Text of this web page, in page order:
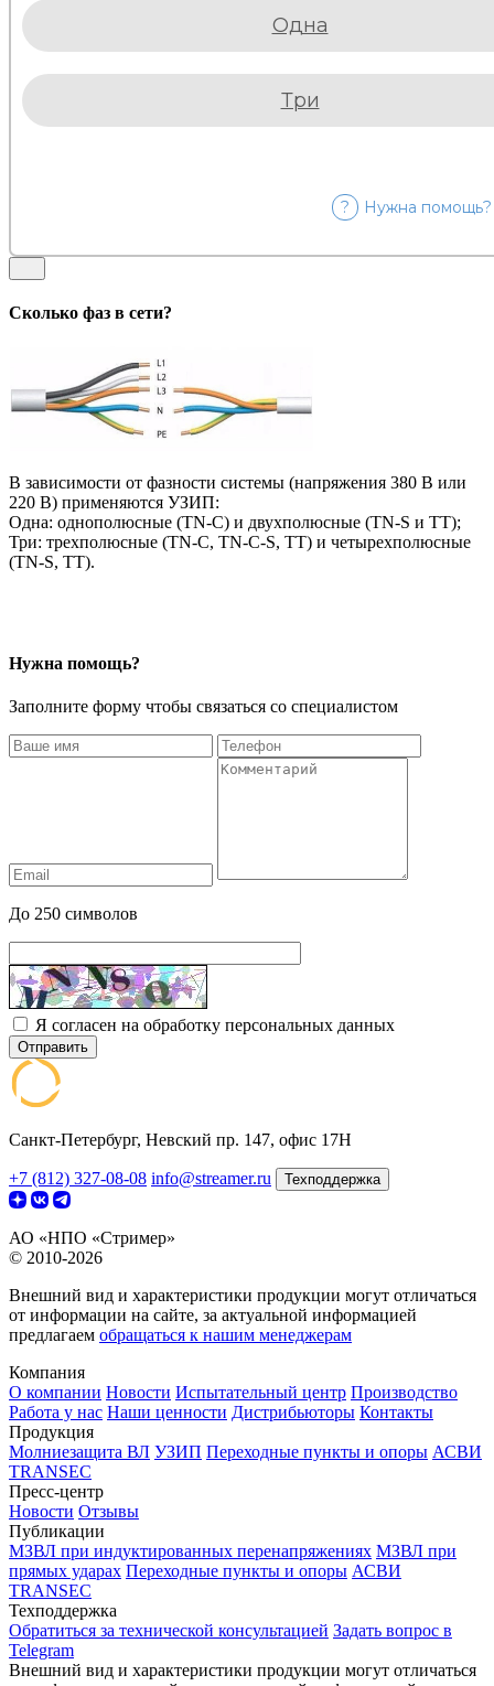
Одна
Три
? Нужна помощь?
Сколько фаз в сети?
В зависимости от фазности системы (напряжения 380 В или
220 В) применяются УЗИП:
Одна: однополюсные (TN-C) и двухполюсные (TN-S и TT);
Три: трехполюсные (TN-C, TN-C-S, ТТ) и четырехполюсные
(TN-S, ТТ).
Нужна помощь?
Заполните форму чтобы связаться со специалистом
До 250 символов
Я согласен на обработку персональных данных
Отправить
Санкт-Петербург, Невский пр. 147, офис 17Н
+7 (812) 327-08-08 info@streamer.ru Техподдержка
АО «НПО «Стример»
© 2010-2026
Внешний вид и характеристики продукции могут отличаться
от информации на сайте, за актуальной информацией
предлагаем обращаться к нашим менеджерам
Компания
О компании Новости Испытательный центр Производство
Работа у нас Наши ценности Дистрибьюторы Контакты
Продукция
Молниезащита ВЛ УЗИП Переходные пункты и опоры АСВИ
TRANSEC
Пресс-центр
Новости Отзывы
Публикации
МЗВЛ при индуктированных перенапряжениях МЗВЛ при
прямых ударах Переходные пункты и опоры АСВИ
TRANSEC
Техподдержка
Обратиться за технической консультацией Задать вопрос в
Telegram
Внешний вид и характеристики продукции могут отличаться